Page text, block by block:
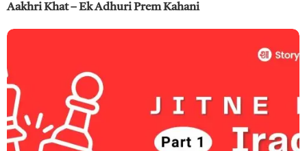
Aakhri Khat – Ek Adhuri Prem Kahani